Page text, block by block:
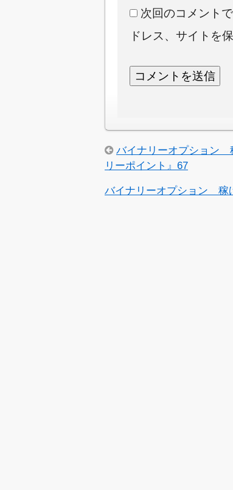
次回のコメント
ドレス、サイトを
バイナリーオプション
リーポイント』67
バイナリーオプション 稼